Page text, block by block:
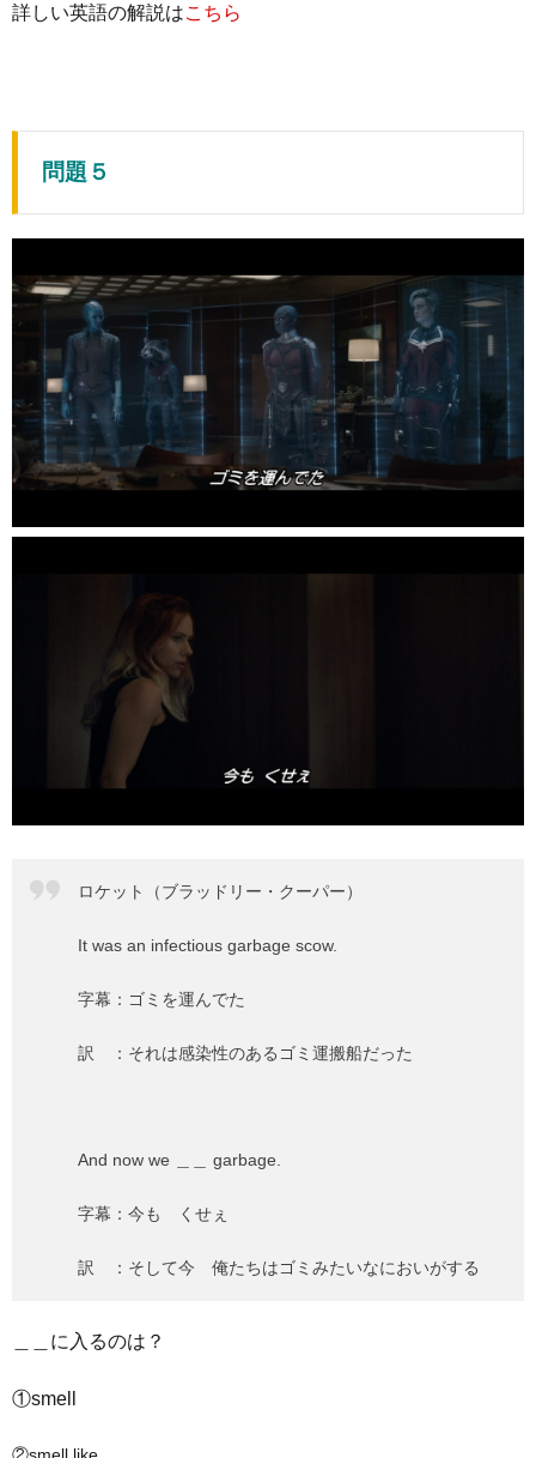
詳しい英語の解説はこちら
問題５
ロケット（ブラッドリー・クーパー）
It was an infectious garbage scow.
字幕：ゴミを運んでた
訳 ：それは感染性のあるゴミ運搬船だった
And now we ＿＿ garbage.
字幕：今も くせぇ
訳 ：そして今 俺たちはゴミみたいなにおいがする
＿＿に入るのは？
①smell
②smell like